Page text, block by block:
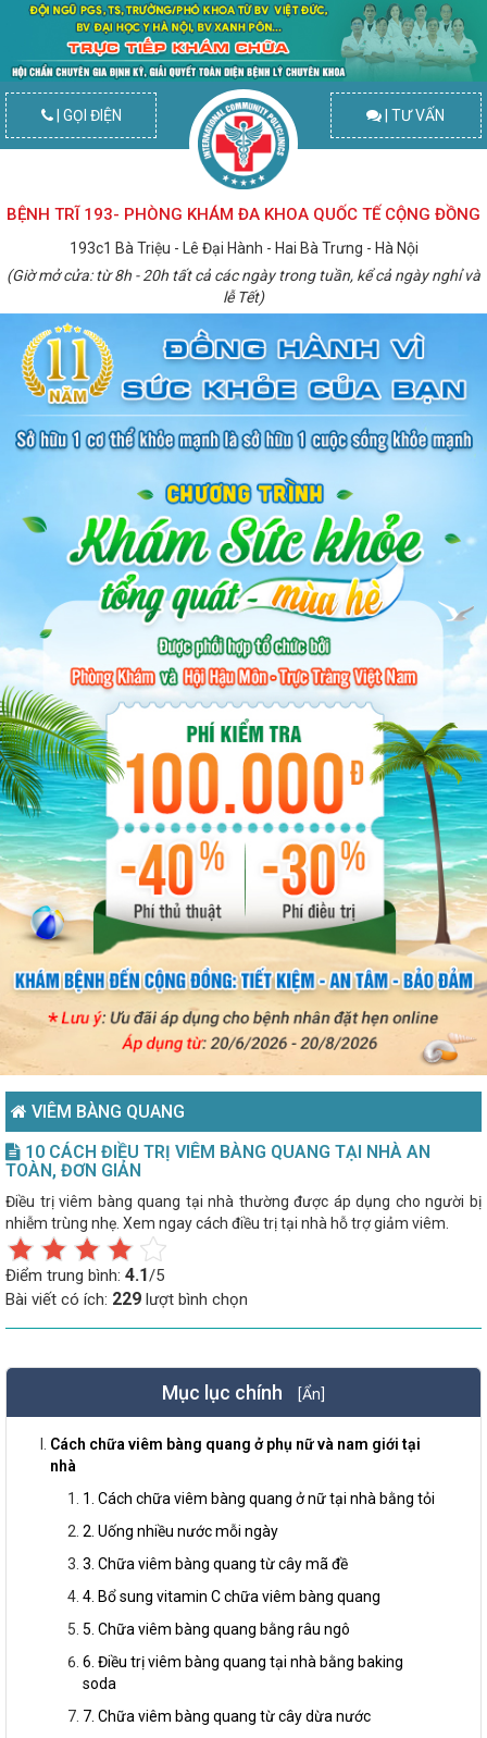
| GỌI ĐIỆN | TƯ VẤN
BỆNH TRĨ 193- PHÒNG KHÁM ĐA KHOA QUỐC TẾ CỘNG ĐỒNG
193c1 Bà Triệu - Lê Đại Hành - Hai Bà Trưng - Hà Nội
(Giờ mở cửa: từ 8h - 20h tất cả các ngày trong tuần, kể cả ngày nghỉ và
lễ Tết)
VIÊM BÀNG QUANG
10 CÁCH ĐIỀU TRỊ VIÊM BÀNG QUANG TẠI NHÀ AN
TOÀN, ĐƠN GIẢN
Điều trị viêm bàng quang tại nhà thường được áp dụng cho người bị
nhiễm trùng nhẹ. Xem ngay cách điều trị tại nhà hỗ trợ giảm viêm.
Điểm trung bình: 4.1/5
Bài viết có ích: 229 lượt bình chọn
Mục lục chính [Ẩn]
Cách chữa viêm bàng quang ở phụ nữ và nam giới tại
nhà
1. Cách chữa viêm bàng quang ở nữ tại nhà bằng tỏi
2. Uống nhiều nước mỗi ngày
3. Chữa viêm bàng quang từ cây mã đề
4. Bổ sung vitamin C chữa viêm bàng quang
5. Chữa viêm bàng quang bằng râu ngô
6. Điều trị viêm bàng quang tại nhà bằng baking
soda
7. Chữa viêm bàng quang từ cây dừa nước